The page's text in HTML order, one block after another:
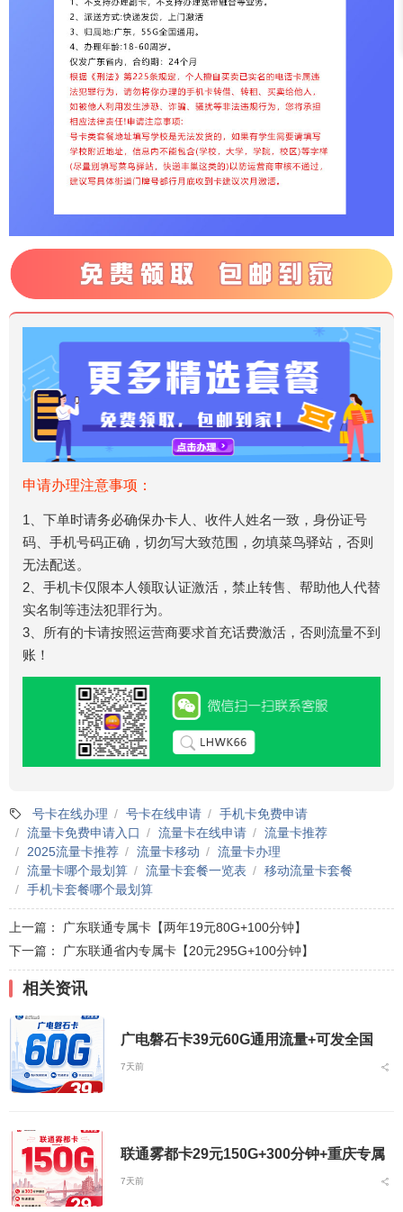
申请办理注意事项：
1、下单时请务必确保办卡人、收件人姓名一致，身份证号
码、手机号码正确，切勿写大致范围，勿填菜鸟驿站，否则
无法配送。
2、手机卡仅限本人领取认证激活，禁止转售、帮助他人代替
实名制等违法犯罪行为。
3、所有的卡请按照运营商要求首充话费激活，否则流量不到
账！
号卡在线办理 号卡在线申请
手机卡免费申请
流量卡免费申请入口
流量卡在线申请
流量卡推荐
2025流量卡推荐
流量卡移动
流量卡办理
流量卡哪个最划算
流量卡套餐一览表
移动流量卡套餐
手机卡套餐哪个最划算
上一篇：
广东联通专属卡【两年19元80G+100分钟】
下一篇：
广东联通省内专属卡【20元295G+100分钟】
相关资讯
广电磐石卡39元60G通用流量+可发全国
7天前
联通雾都卡29元150G+300分钟+重庆专属
7天前